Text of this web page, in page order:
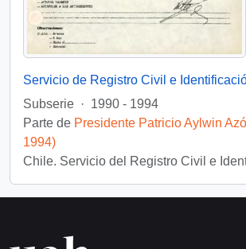
Servicio de Registro Civil e
Subserie · 1990 - 1994
Parte de Presidente Patricio Aylwin
1994)
Chile. Servicio del Registro Civil e